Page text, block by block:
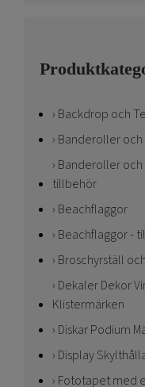
Backdrop och
Banderoller
Banderoller och
tillbehör
Beachflaggor
Beachflaggor -
Broschyrställ
Dekaler Dekor
Klistermärken
Diskar Podium
Display
Fototapet med